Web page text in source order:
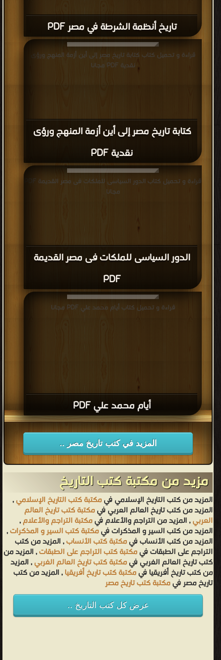
تاريخ أنظمة الشرطة في مصر PDF
كتابة تاريخ مصر إلى أين أزمة المنهج ورؤى
نقدية PDF
قراءة و تحميل كتاب كتابة تاريخ مصر إلى أين أزمة المنهج ورؤى
نقدية PDF مجانا
الدور السياسى للملكات فى مصر القديمة
PDF
مجانا
أيام محمد علي PDF
قراءة و تحميل كتاب أيام محمد علي PDF مجانا
المزيد في كتب تاريخ مصر ..
مزيد من مكتبة كتب التاريخ
المزيد من كتب التاريخ الإسلامي فيمكتبة كتب التاريخ الإسلامي,
المزيد من كتب تاريخ العالم العربي فيمكتبة كتب تاريخ العالم
العربي, المزيد من التراجم والأعلام فيمكتبة التراجم والأعلام,
المزيد من كتب السير و المذكرات فيمكتبة كتب السير و المذكرات,
المزيد من كتب الأنساب فيمكتبة كتب الأنساب, المزيد من كتب
التراجم على الطبقات فيمكتبة كتب التراجم على الطبقات, المزيد من
كتب تاريخ العالم الغربي فيمكتبة كتب تاريخ العالم الغربي, المزيد
من كتب تاريخ أفريقيا فيمكتبة كتب تاريخ أفريقيا, المزيد من كتب
تاريخ مصر فيمكتبة كتب تاريخ مصر
عرض كل كتب التاريخ ..